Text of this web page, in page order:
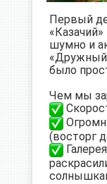
Первый
шумно и
«Дружный
было
Чем мы
(восторг